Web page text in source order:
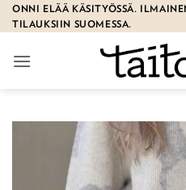
Skip
to
ONNI ELÄÄ KÄSITYÖSSÄ.
TILAUKSIIN SUOMESSA.